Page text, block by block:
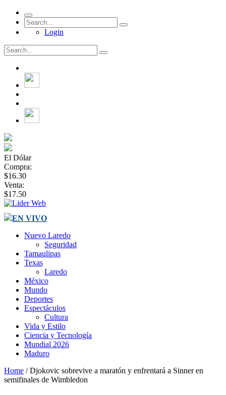
Login
El Dólar
Compra:
$16.30
Venta:
$17.50
EN VIVO
Nuevo Laredo
Seguridad
Tamaulipas
Texas
Laredo
México
Mundo
Deportes
Espectáculos
Cultura
Vida y Estilo
Ciencia y Tecnología
Mundial 2026
Maduro
Home / Djokovic sobrevive a maratón y enfrentará a Sinner en
semifinales de Wimbledon